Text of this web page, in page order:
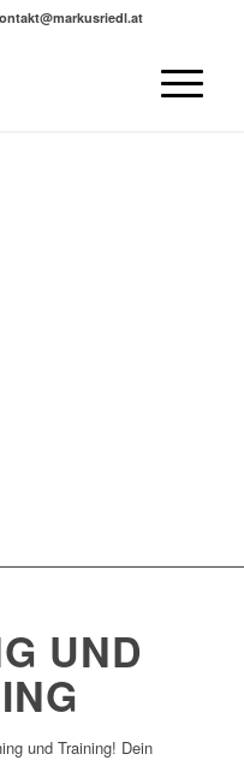
UND
und Training! Dein